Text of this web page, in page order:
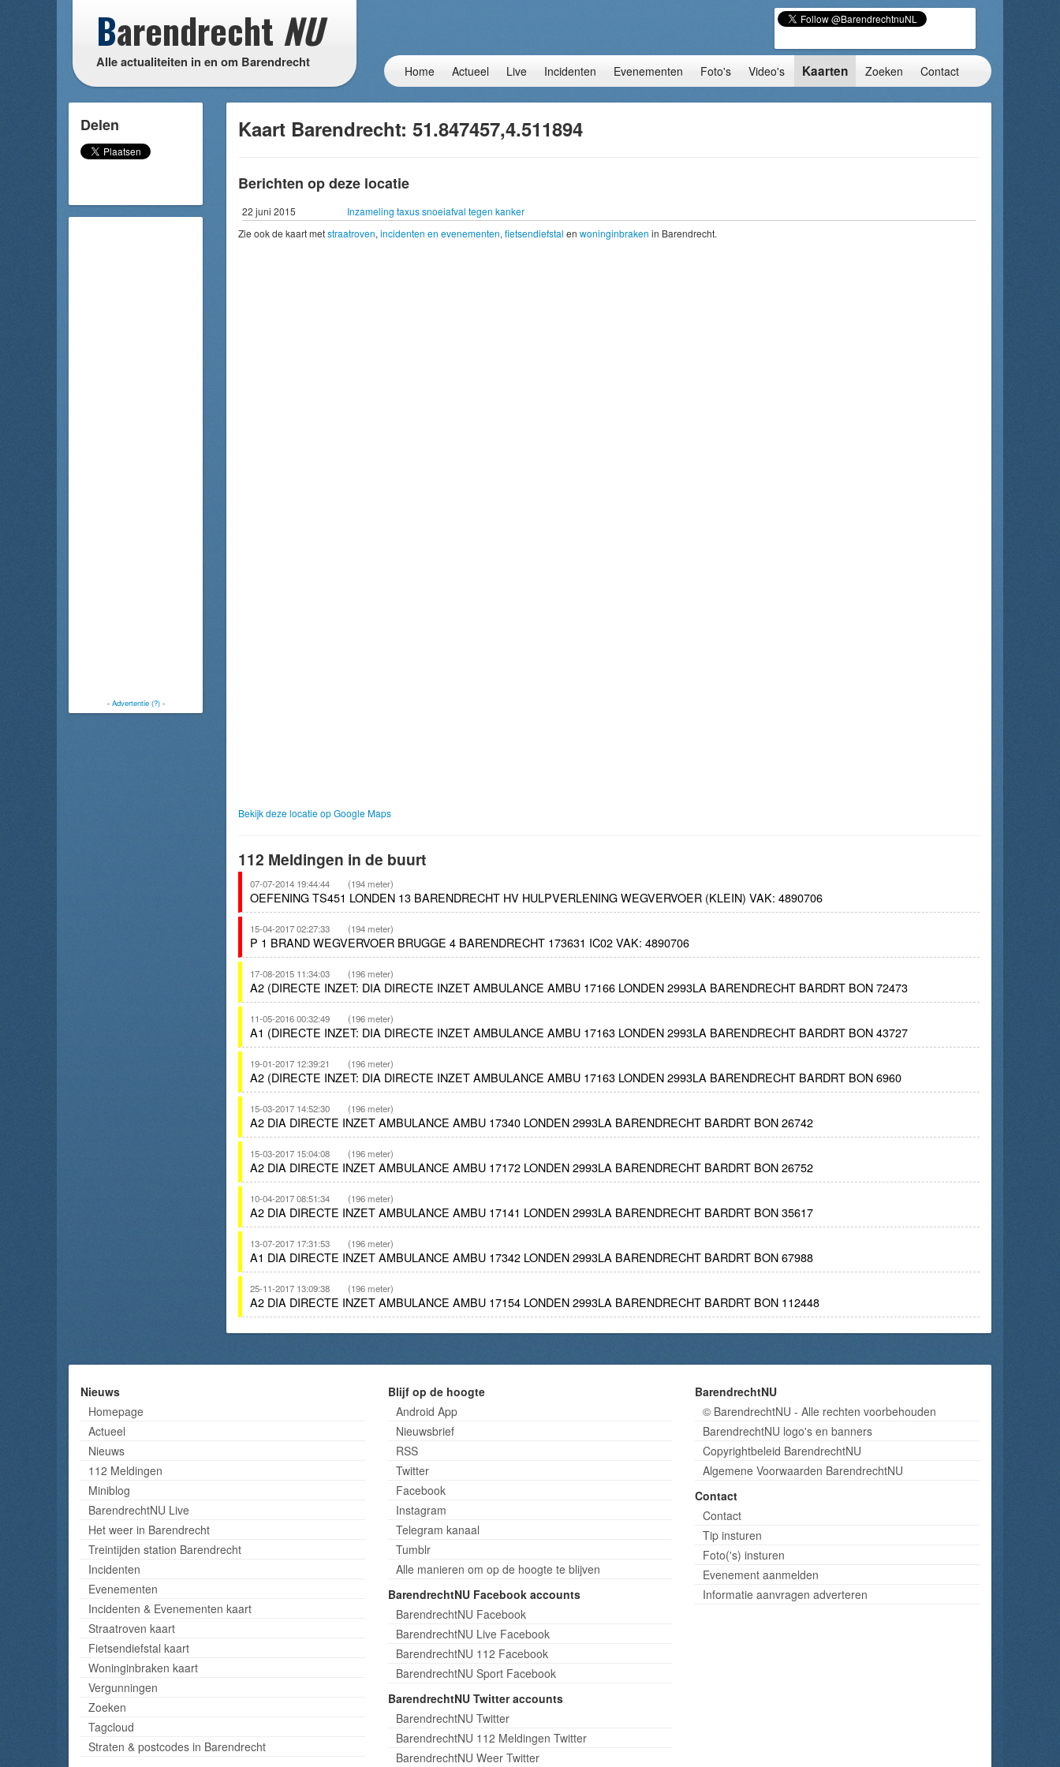
Barendrecht NU
Alle actualiteiten in en om Barendrecht
Home Actueel Live Incidenten Evenementen Foto's Video's Kaarten Zoeken Contact
Delen
- Advertentie (?)-
Kaart Barendrecht: 51.847457,4.511894
Berichten op deze locatie
22 juni 2015
Inzameling taxus snoeiafval tegen kanker
Zie ook de kaart metstraatroven, incidenten en evenementen, fietsendiefstal en woninginbraken in Barendrecht.
Bekijk deze locatie op Google Maps
112 Meldingen in de buurt
07-07-2014 19:44:44 (194 meter)
OEFENING TS451 LONDEN 13 BARENDRECHT HV HULPVERLENING WEGVERVOER (KLEIN) VAK: 4890706
15-04-2017 02:27:33 (194 meter)
P 1 BRAND WEGVERVOER BRUGGE 4 BARENDRECHT 173631 IC02 VAK: 4890706
17-08-2015 11:34:03 (196 meter)
A2 (DIRECTE INZET: DIA DIRECTE INZET AMBULANCE AMBU 17166 LONDEN 2993LA BARENDRECHT BARDRT BON 72473
11-05-2016 00:32:49 (196 meter)
A1 (DIRECTE INZET: DIA DIRECTE INZET AMBULANCE AMBU 17163 LONDEN 2993LA BARENDRECHT BARDRT BON 43727
19-01-2017 12:39:21 (196 meter)
A2 (DIRECTE INZET: DIA DIRECTE INZET AMBULANCE AMBU 17163 LONDEN 2993LA BARENDRECHT BARDRT BON 6960
15-03-2017 14:52:30 (196 meter)
A2 DIA DIRECTE INZET AMBULANCE AMBU 17340 LONDEN 2993LA BARENDRECHT BARDRT BON 26742
15-03-2017 15:04:08 (196 meter)
A2 DIA DIRECTE INZET AMBULANCE AMBU 17172 LONDEN 2993LA BARENDRECHT BARDRT BON 26752
10-04-2017 08:51:34 (196 meter)
A2 DIA DIRECTE INZET AMBULANCE AMBU 17141 LONDEN 2993LA BARENDRECHT BARDRT BON 35617
13-07-2017 17:31:53 (196 meter)
A1 DIA DIRECTE INZET AMBULANCE AMBU 17342 LONDEN 2993LA BARENDRECHT BARDRT BON 67988
25-11-2017 13:09:38 (196 meter)
A2 DIA DIRECTE INZET AMBULANCE AMBU 17154 LONDEN 2993LA BARENDRECHT BARDRT BON 112448
Nieuws
Homepage
Actueel
Nieuws
112 Meldingen
Miniblog
BarendrechtNU Live
Het weer in Barendrecht
Treintijden station Barendrecht
Incidenten
Evenementen
Incidenten & Evenementen kaart
Straatroven kaart
Fietsendiefstal kaart
Woninginbraken kaart
Vergunningen
Zoeken
Tagcloud
Straten & postcodes in Barendrecht
Blijf op de hoogte
Android App
Nieuwsbrief
RSS
Twitter
Facebook
Instagram
Telegram kanaal
Tumblr
Alle manieren om op de hoogte te blijven
BarendrechtNU Facebook accounts
BarendrechtNU Facebook
BarendrechtNU Live Facebook
BarendrechtNU 112 Facebook
BarendrechtNU Sport Facebook
BarendrechtNU Twitter accounts
BarendrechtNU Twitter
BarendrechtNU 112 Meldingen Twitter
BarendrechtNU Weer Twitter
BarendrechtNU
© BarendrechtNU - Alle rechten voorbehouden
BarendrechtNU logo's en banners
Copyrightbeleid BarendrechtNU
Algemene Voorwaarden BarendrechtNU
Contact
Contact
Tip insturen
Foto('s) insturen
Evenement aanmelden
Informatie aanvragen adverteren